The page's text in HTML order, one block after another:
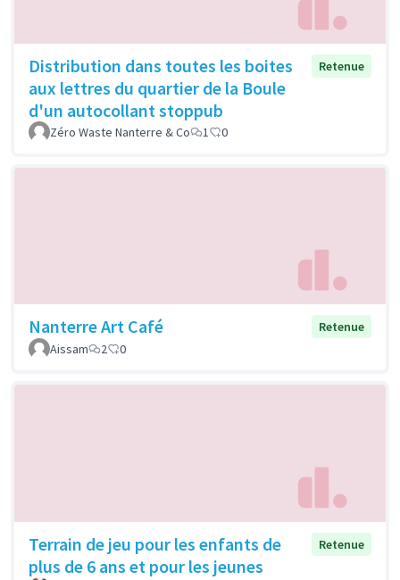
Distribution dans toutes les boites
aux lettres du quartier de la Boule
d'un autocollant stoppub
Retenue
Zéro Waste Nanterre & Co 1 0
Nanterre Art Café
Retenue
Aissam
2 0
Terrain de jeu pour les enfants de
plus de 6 ans et pour les jeunes
Retenue